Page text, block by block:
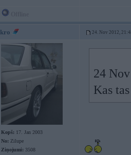
kro 24. Nov 2012,
Kopš: 17. Jan 2003
No: Zilupe
Ziņojumi: 3508
24
Kas